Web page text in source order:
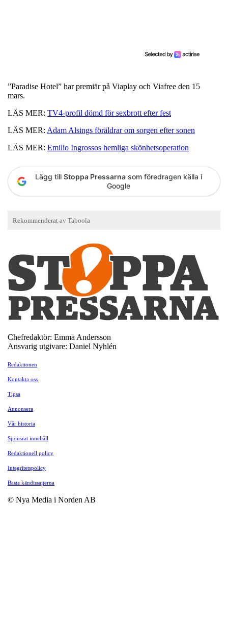
”Paradise Hotel” har premiär på Viaplay och Viafree den 15
mars.
LÄS MER: TV4-profil dömd för sexbrott efter fest
LÄS MER: Adam Alsings föräldrar om sorgen efter sonen
LÄS MER: Emilio Ingrossos hemliga skönhetsoperation
Lägg till Stoppa Pressarna som föredragen källa i
Google
Chefredaktör: Emma Andersson
Ansvarig utgivare: Daniel Nyhlén
Redaktionen
Kontakta oss
Tipsa
Annonsera
Vår historia
Sponsrat innehåll
Redaktionell policy
Integritetspolicy
Bästa kändissajterna
© Nya Media i Norden AB